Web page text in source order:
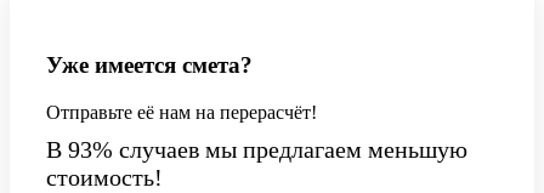
Уже имеется смета?
Отправьте её нам на перерасчёт!
В 93% случаев мы предлагаем меньшую
стоимость!